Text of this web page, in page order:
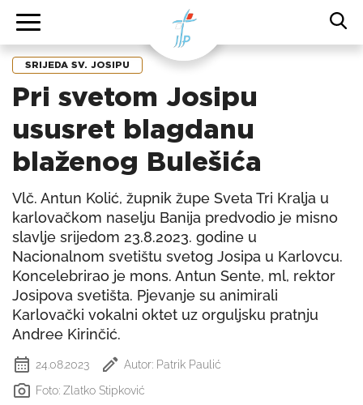
SRIJEDA SV. JOSIPU
Pri svetom Josipu
ususret blagdanu
blaženog Bulešića
Vlč. Antun Kolić, župnik župe Sveta Tri Kralja u
karlovačkom naselju Banija predvodio je misno
slavlje srijedom 23.8.2023. godine u
Nacionalnom svetištu svetog Josipa u Karlovcu.
Koncelebrirao je mons. Antun Sente, ml, rektor
Josipova svetišta. Pjevanje su animirali
Karlovački vokalni oktet uz orguljsku pratnju
Andree Kirinčić.
24.08.2023
Autor: Patrik Paulić
Foto: Zlatko Stipković